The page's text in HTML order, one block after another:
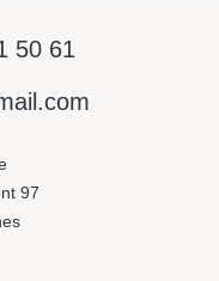
50 61
97